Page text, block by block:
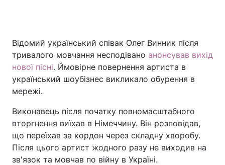
Відомий український співак Олег Винник після
тривалого мовчання несподівано анонсував вихід
нової пісні. Ймовірне повернення артиста в
український шоубізнес викликало обурення в
мережі.
Виконавець після початку повномасштабного
вторгнення виїхав в Німеччину. Він розповідав,
що переїхав за кордон через складну хворобу.
Після цього артист жодного разу не виходив на
зв'язок та мовчав по війну в Україні.